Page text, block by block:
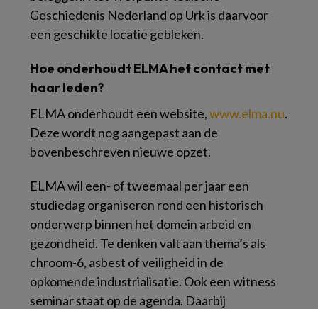
Geschiedenis Nederland op Urk is daarvoor
een geschikte locatie gebleken.
Hoe onderhoudt ELMA het contact met
haar leden?
ELMA onderhoudt een website,www.elma.nu.
Deze wordt nog aangepast aan de
bovenbeschreven nieuwe opzet.
ELMA wil een- of tweemaal per jaar een
studiedag organiseren rond een historisch
onderwerp binnen het domein arbeid en
gezondheid. Te denken valt aan thema’s als
chroom-6, asbest of veiligheid in de
opkomende industrialisatie. Ook een witness
seminar staat op de agenda. Daarbij